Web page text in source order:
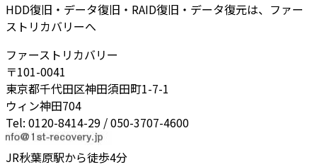
HDD復旧・データ復旧・RAID復旧・データ復元は、ファー
ストリカバリーへ
ファーストリカバリー
〒101-0041
東京都千代田区神田須田町1-7-1
ウィン神田704
Tel: 0120-8414-29 / 050-3707-4600
JR秋葉原駅から徒歩4分